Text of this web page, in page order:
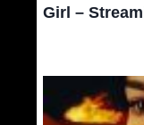
Girl –